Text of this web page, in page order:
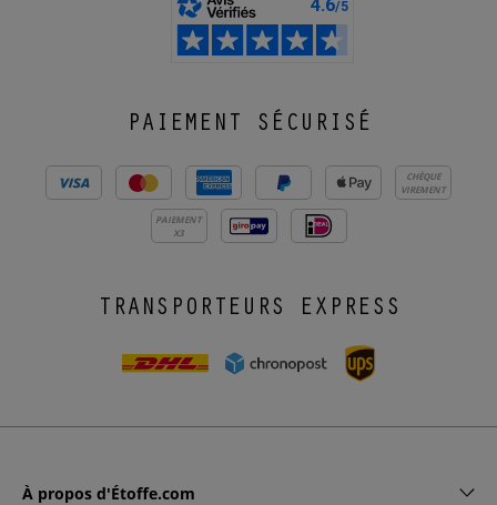
PAIEMENT SÉCURISÉ
CHÈQUE
VIREMENT
PAIEMENT
X3
TRANSPORTEURS EXPRESS
À propos d'Étoffe.com